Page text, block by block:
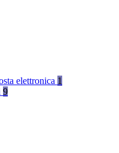
elettronica 1
9